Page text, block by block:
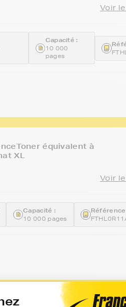
Voir
Capacité :
10 000
pages
équivalent à
XL
Voir
Capacité :
10 000 pages